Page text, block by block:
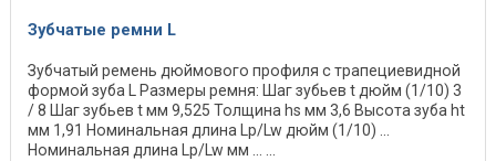
Зубчатые ремни L
Зубчатый ремень дюймового профиля с трапециевидной
формой зуба L Размеры ремня: Шаг зубьев t дюйм (1/10) 3
/ 8 Шаг зубьев t мм 9,525 Толщина hs мм 3,6 Высота зуба ht
мм 1,91 Номинальная длина Lp/Lw дюйм (1/10) ...
Номинальная длина Lp/Lw мм ... ...